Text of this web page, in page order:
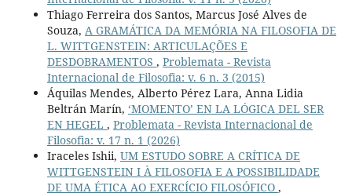
Thiago Ferreira dos Santos, Marcus José Alves de
Souza, A GRAMÁTICA DA MEMÓRIA NA FILOSOFIA DE
L. WITTGENSTEIN: ARTICULAÇÕES E
DESDOBRAMENTOS , Problemata - Revista
Internacional de Filosofia: v. 6 n. 3 (2015)
Áquilas Mendes, Alberto Pérez Lara, Anna Lidia
Beltrán Marín, ‘MOMENTO’ EN LA LÓGICA DEL SER
EN HEGEL , Problemata - Revista Internacional de
Filosofia: v. 17 n. 1 (2026)
Iraceles Ishii, UM ESTUDO SOBRE A CRÍTICA DE
WITTGENSTEIN I À FILOSOFIA E A POSSIBILIDADE
DE UMA ÉTICA AO EXERCÍCIO FILOSÓFICO ,